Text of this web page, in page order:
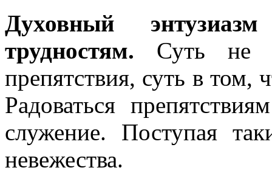
Духовный
трудностям. Суть не
препятствия, суть в том,
Радоваться
служение. Поступая
невежества.